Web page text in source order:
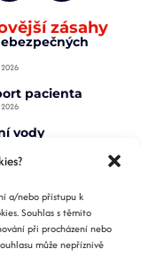
a/nebo přístupu k
Souhlas s těmito
při procházení nebo
může nepříznivě
zásahy
pacienta
vody
osoby z
2026
budovy